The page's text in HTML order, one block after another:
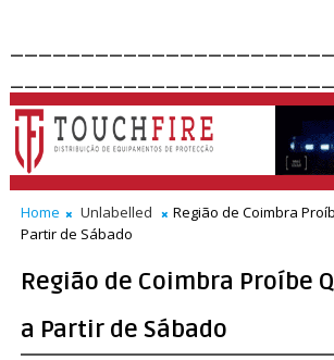
Home Unlabelled
Região de Coimbra
Partir de Sábado
Região de Coimbra Proíbe
a Partir de Sábado